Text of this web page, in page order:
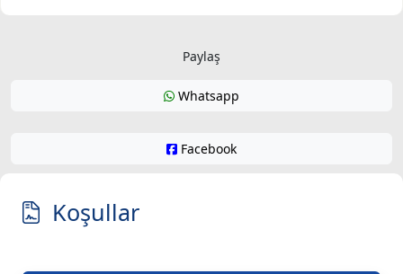
Paylaş
Whatsapp
Facebook
Koşullar